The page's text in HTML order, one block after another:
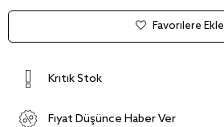
Favorilere Ekle
Kritik Stok
Fiyat Düşünce Haber Ver